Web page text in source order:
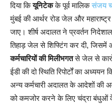
दिया कियूनिटेकके पूर्व मालिकसंजय
मुंबई की आर्थर रोड जेल और
जाए। शीर्ष अदालत ने प्रवर्तन
तिहाड़ जेल से शिफ्टिंग कर दी, जिसमें
कर्मचारियों की मिलीभगतसे जेल से
ईडी की दो स्थिति रिपोर्टों का
अन्य कर्मचारी अदालत के आदेशों की
को कमजोर करने के लिए चंद्रा बंधुओं